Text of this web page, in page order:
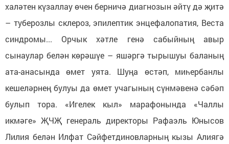
халәтен күзаллау өчен берничә диагнозын әйтү дә җитә
– туберозлы склероз, эпилептик энцефалопатия, Веста
синдромы... Орчык хәтле генә сабыйның авыр
сынаулар белән көрәшүе – яшәргә тырышуы баланың
ата-анасында өмет уята. Шуңа өстәп, миһербанлы
кешеләрнең булуы да өмет учагының сүнмәвенә сәбәп
булып тора. «Игелек кыл» марафонында «Чаллы
икмәге» ҖЧҖ генераль директоры Рафаэль Юнысов
Лилия белән Илфат Сәйфетдиновларның кызы Алиягә